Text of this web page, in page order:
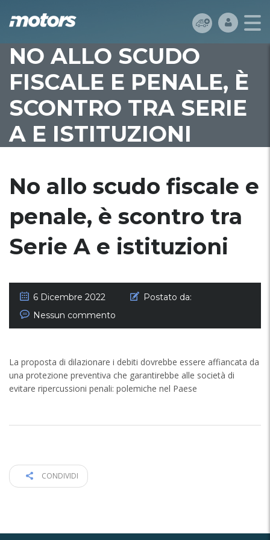
NO ALLO SCUDO
FISCALE E PENALE, È
SCONTRO TRA SERIE
A E ISTITUZIONI
No allo scudo fiscale e
penale, è scontro tra
Serie A e istituzioni
6 Dicembre 2022
Postato da:
Nessun commento
La proposta di dilazionare i debiti dovrebbe essere affiancata da
una protezione preventiva che garantirebbe alle società di
evitare ripercussioni penali: polemiche nel Paese
CONDIVIDI